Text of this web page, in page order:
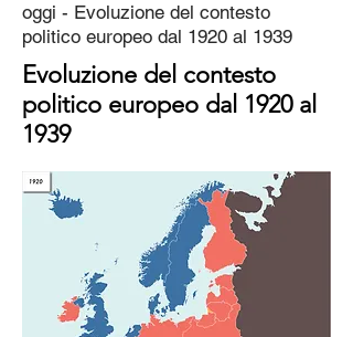
oggi - Evoluzione del contesto
politico europeo dal 1920 al 1939
Evoluzione del contesto
politico europeo dal 1920 al
1939